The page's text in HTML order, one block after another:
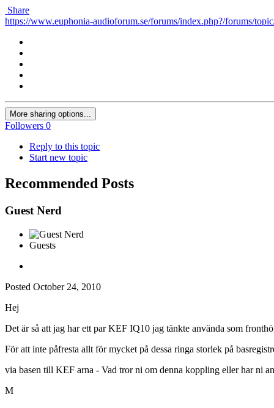
Share
https://www.euphonia-audioforum.se/forums/index.php?/forums/
More sharing options...
Followers 0
Reply to this topic
Start new topic
Recommended Posts
Guest Nerd
Guests
Posted October 24, 2010
Hej
Det är så att jag har ett par KEF IQ10 jag tänkte använda som
För att inte påfresta allt för mycket på dessa ringa storlek på
via basen till KEF arna - Vad tror ni om denna koppling eller har ni
M